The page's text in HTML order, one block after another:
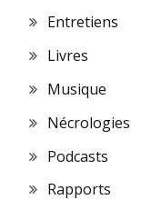
Entretiens
Livres
Musique
Nécrologies
Podcasts
Rapports